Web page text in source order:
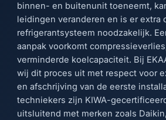
binnen- en buitenunit toeneemt,
leidingen veranderen en is er extra
refrigerantsysteem noodzakelijk.
aanpak voorkomt
verminderde koelcapaciteit. Bij
wij dit proces uit met respect voor
en afschrijving van de eerste
techniekers zijn KIWA-
uitsluitend met merken zoals